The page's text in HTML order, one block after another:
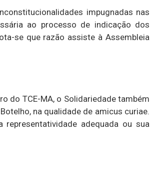
impugnadas nas
ao processo de indicação dos
se que razão assiste à Assembleia
do TCE-MA, o Solidariedade também
na qualidade de amicus curiae.
adequada ou sua